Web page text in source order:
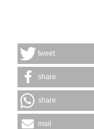
tweet
share
share
mail